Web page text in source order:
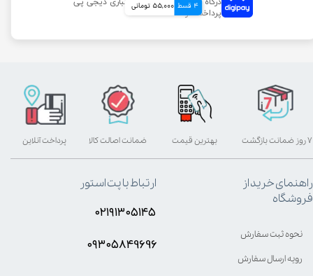
4 قسط 55,000 تومانی
بهترین قیمت پرداخت آنلاین ۷ روز ضمانت بازگشت ضمانت اصالت کالا
راهنمای خرید از
فروشگاه
نحوه ثبت سفارش
رویه ارسال سفارش
ارتباط با پت استور
۰۲۱۹۱۳۰۵۱۴۵
۰۹۳۰۵8۴9696